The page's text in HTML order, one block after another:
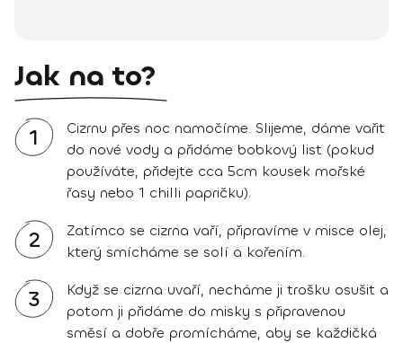
Jak na to?
1
Cizrnu přes noc namočíme. Slijeme, dáme vařit
do nové vody a přidáme bobkový list (pokud
používáte, přidejte cca 5cm kousek mořské
řasy nebo 1 chilli papričku).
2
Zatímco se cizrna vaří, připravíme v misce olej,
který smícháme se solí a kořením.
3
Když se cizrna uvaří, necháme ji trošku osušit a
potom ji přidáme do misky s připravenou
směsí a dobře promícháme, aby se každičká